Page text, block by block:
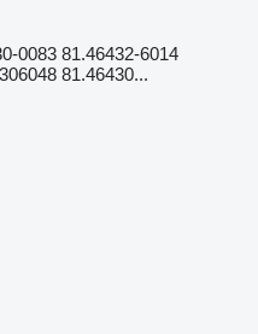
0083 81.46432-6014
81.46430...